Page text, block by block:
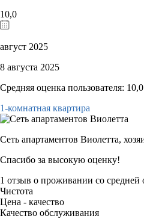
10,0
август 2025
8 августа 2025
Средняя оценка пользователя: 10,0
1-комнатная квартира
Сеть апартаментов Виолетта,
Спасибо за высокую оценку!
1 отзыв о проживании со средней
Чистота
Цена - качество
Качество обслуживания